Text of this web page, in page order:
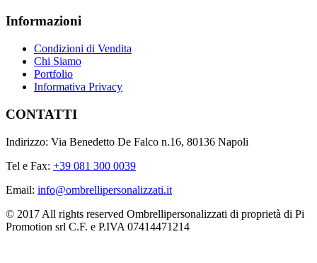
Informazioni
Condizioni di Vendita
Chi Siamo
Portfolio
Informativa Privacy
CONTATTI
Indirizzo: Via Benedetto De Falco n.16, 80136 Napoli
Tel e Fax: +39 081 300 0039
Email: info@ombrellipersonalizzati.it
© 2017 All rights reserved Ombrellipersonalizzati di proprietà di Pi
Promotion srl C.F. e P.IVA 07414471214